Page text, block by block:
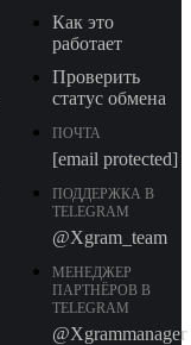
Как это
работает
Проверить
статус обмена
ПОЧТА
[email protected]
ПОДДЕРЖКА В
TELEGRAM
@Xgram_team
МЕНЕДЖЕР
ПАРТНЁРОВ В
TELEGRAM
@Xgrammanager